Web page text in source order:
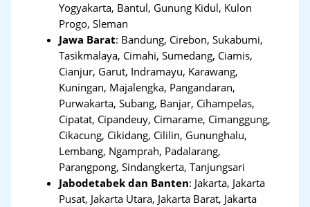
Yogyakarta, Bantul, Gunung Kidul, Kulon
Progo, Sleman
Jawa Barat: Bandung, Cirebon, Sukabumi,
Tasikmalaya, Cimahi, Sumedang, Ciamis,
Cianjur, Garut, Indramayu, Karawang,
Kuningan, Majalengka, Pangandaran,
Purwakarta, Subang, Banjar, Cihampelas,
Cipatat, Cipandeuy, Cimarame, Cimanggung,
Cikacung, Cikidang, Cililin, Gununghalu,
Lembang, Ngamprah, Padalarang,
Parangpong, Sindangkerta, Tanjungsari
Jabodetabek dan Banten: Jakarta, Jakarta
Pusat, Jakarta Utara, Jakarta Barat, Jakarta